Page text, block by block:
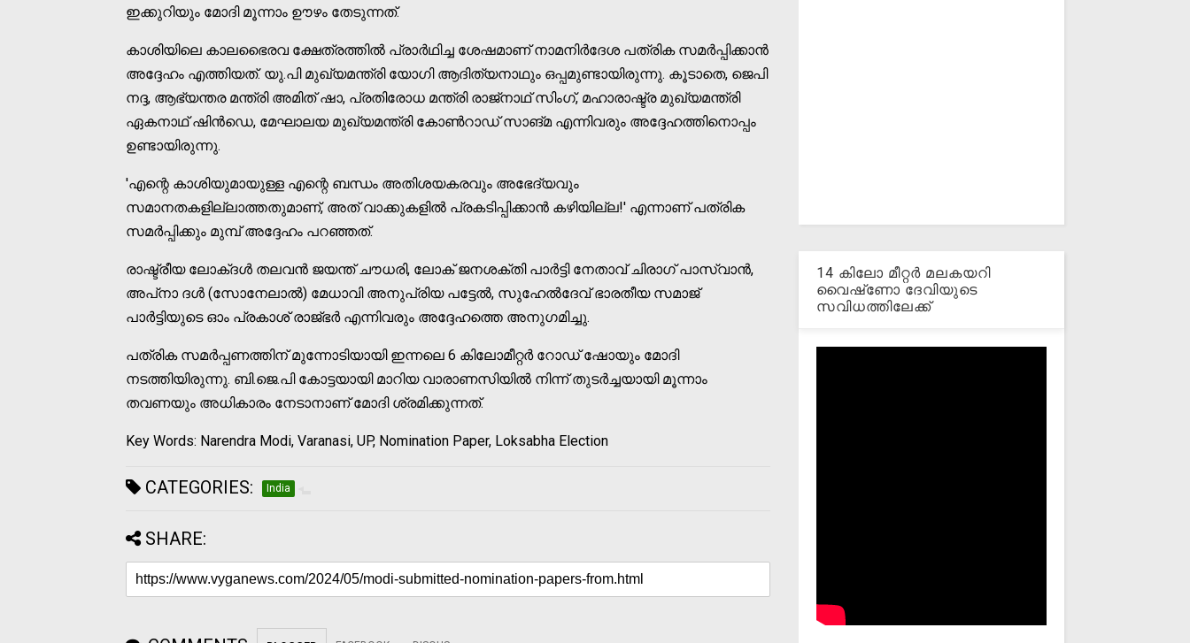
ഇക്കുറിയും മോദി മൂന്നാം ഊഴം തേടുന്നത്.
കാശിയിലെ കാലഭൈരവ ക്ഷേത്രത്തില്‍ പ്രാര്‍ഥിച്ച ശേഷമാണ് നാമനിര്‍ദേശ പത്രിക സമര്‍പ്പിക്കാന്‍
അദ്ദേഹം എത്തിയത്. യു.പി മുഖ്യമന്ത്രി യോഗി ആദിത്യനാഥും ഒപ്പമുണ്ടായിരുന്നു. കൂടാതെ, ജെപി
നദ്ദ, ആഭ്യന്തര മന്ത്രി അമിത് ഷാ, പ്രതിരോധ മന്ത്രി രാജ്നാഥ് സിംഗ്, മഹാരാഷ്ട്ര മുഖ്യമന്ത്രി
ഏകനാഥ് ഷിന്‍ഡെ, മേഘാലയ മുഖ്യമന്ത്രി കോണ്‍റാഡ് സാങ്മ എന്നിവരും അദ്ദേഹത്തിനൊപ്പം
ഉണ്ടായിരുന്നു.
'എന്റെ കാശിയുമായുള്ള എന്റെ ബന്ധം അതിശയകരവും അഭേദ്യവും
സമാനതകളില്ലാത്തതുമാണ്, അത് വാക്കുകളില്‍ പ്രകടിപ്പിക്കാന്‍ കഴിയില്ല!' എന്നാണ് പത്രിക
സമര്‍പ്പിക്കും മുമ്പ് അദ്ദേഹം പറഞ്ഞത്.
രാഷ്ട്രീയ ലോക്ദള്‍ തലവന്‍ ജയന്ത് ചൗധരി, ലോക് ജനശക്തി പാര്‍ട്ടി നേതാവ് ചിരാഗ് പാസ്വാന്‍,
അപ്‌നാ ദള്‍ (സോനേലാല്‍) മേധാവി അനുപ്രിയ പട്ടേല്‍, സുഹേല്‍ദേവ് ഭാരതീയ സമാജ്
പാര്‍ട്ടിയുടെ ഓം പ്രകാശ് രാജ്ഭര്‍ എന്നിവരും അദ്ദേഹത്തെ അനുഗമിച്ചു.
പത്രിക സമര്‍പ്പണത്തിന് മുന്നോടിയായി ഇന്നലെ 6 കിലോമീറ്റര്‍ റോഡ് ഷോയും മോദി
നടത്തിയിരുന്നു. ബി.ജെ.പി കോട്ടയായി മാറിയ വാരാണസിയില്‍ നിന്ന് തുടര്‍ച്ചയായി മൂന്നാം
തവണയും അധികാരം നേടാനാണ് മോദി ശ്രമിക്കുന്നത്.
Key Words: Narendra Modi, Varanasi, UP, Nomination Paper, Loksabha Election
CATEGORIES: India
SHARE:
14 കിലോ മീറ്റര്‍ മലകയറി
വൈഷ്‌ണോ ദേവിയുടെ
സവിധത്തിലേക്ക്